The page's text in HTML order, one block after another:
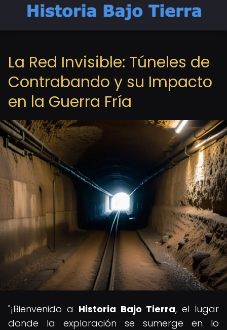
La Red Invisible: Túneles de
Contrabando y su Impacto
en la Guerra Fría
"¡Bienvenido a Historia Bajo Tierra, el lugar
donde la exploración se sumerge en lo